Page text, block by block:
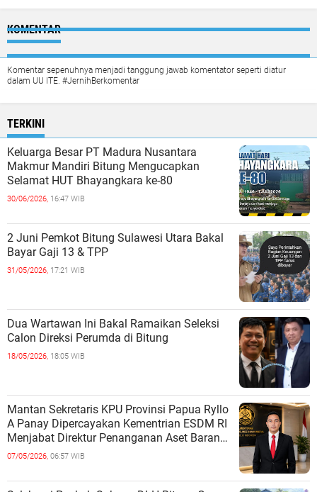
KOMENTAR
Komentar sepenuhnya menjadi tanggung jawab komentator seperti diatur
dalam UU ITE. #JernihBerkomentar
TERKINI
Keluarga Besar PT Madura Nusantara
Makmur Mandiri Bitung Mengucapkan
Selamat HUT Bhayangkara ke-80
30/06/2026, 16:47 WIB
2 Juni Pemkot Bitung Sulawesi Utara Bakal
Bayar Gaji 13 & TPP
31/05/2026, 17:21 WIB
Dua Wartawan Ini Bakal Ramaikan Seleksi
Calon Direksi Perumda di Bitung
18/05/2026, 18:05 WIB
Mantan Sekretaris KPU Provinsi Papua Ryllo
A Panay Dipercayakan Kementrian ESDM RI
Menjabat Direktur Penanganan Aset Barang
Bukti
07/05/2026, 06:57 WIB